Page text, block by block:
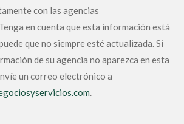
con las agencias
en cuenta que esta información está
que no siempre esté actualizada. Si
de su agencia no aparezca en esta
un correo electrónico a
.